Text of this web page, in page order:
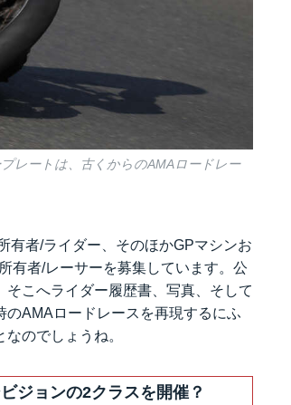
レートは、古くからのAMAロードレー
有者/ライダー、そのほかGPマシンお
有者/レーサーを募集しています。公
こへライダー履歴書、写真、そして
AMAロードレースを再現するにふ
のでしょうね。
ジョンの2クラスを開催？